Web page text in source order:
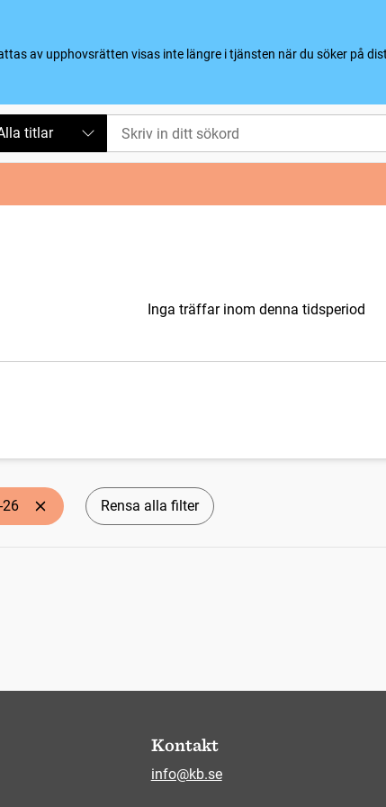
av upphovsrätten visas inte längre i tjänsten när du söker på
titlar
Inga träffar inom denna tidsperiod
26 Rensa alla filter
Kontakt
info@kb.se